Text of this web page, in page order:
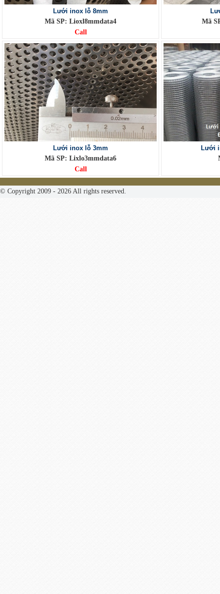
Lưới inox lỗ 8mm
Mã SP: Lioxl8mmdata4
Call
Mã
Lưới inox lỗ 3mm
Mã SP: Lixlo3mmdata6
Call
Lưới
© Copyright 2009 - 2026 All rights reserved.